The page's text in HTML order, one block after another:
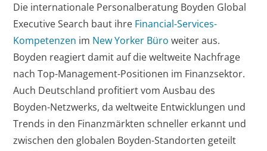
Die internationale Personalberatung Boyden Global
Executive Search baut ihre Financial-Services-
Kompetenzen im New Yorker Büro weiter aus.
Boyden reagiert damit auf die weltweite Nachfrage
nach Top-Management-Positionen im Finanzsektor.
Auch Deutschland profitiert vom Ausbau des
Boyden-Netzwerks, da weltweite Entwicklungen und
Trends in den Finanzmärkten schneller erkannt und
zwischen den globalen Boyden-Standorten geteilt